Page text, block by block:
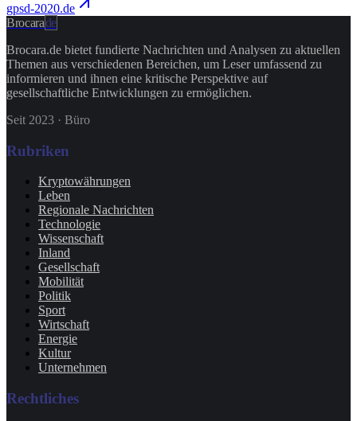
gpsd-2020.de
Brocarade
Brocara.de bietet fundierte Nachrichten und Analysen zu aktuellen
Themen aus verschiedenen Bereichen, um Leser umfassend zu
informieren und ihnen eine kritische Perspektive auf
gesellschaftliche Entwicklungen zu ermöglichen.
Seit 2023 · Büro
Rubriken
Kryptowährungen
Leben
Regionale Nachrichten
Technologie
Wissenschaft
Inland
Gesellschaft
Mobilität
Politik
Sport
Wirtschaft
Energie
Kultur
Unternehmen
Rechtliches